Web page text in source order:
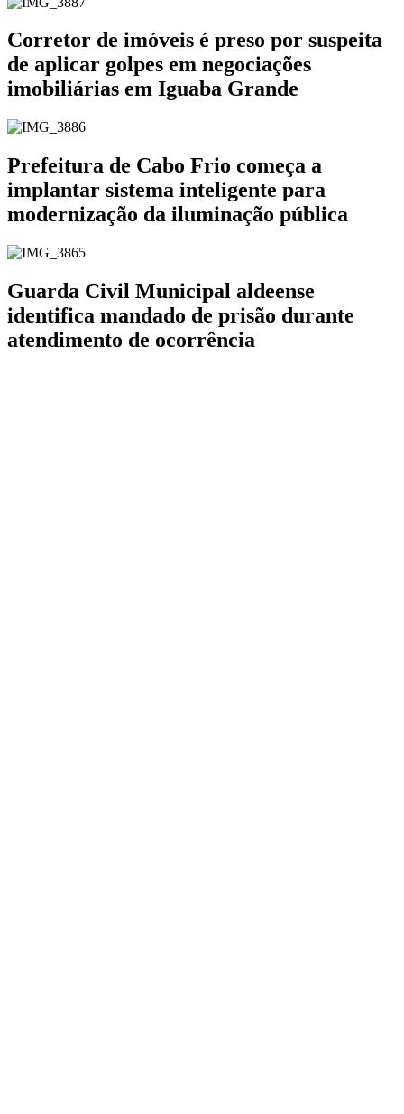
Corretor de imóveis é preso por suspeita
de aplicar golpes em negociações
imobiliárias em Iguaba Grande
Prefeitura de Cabo Frio começa a
implantar sistema inteligente para
modernização da iluminação pública
Guarda Civil Municipal aldeense
identifica mandado de prisão durante
atendimento de ocorrência